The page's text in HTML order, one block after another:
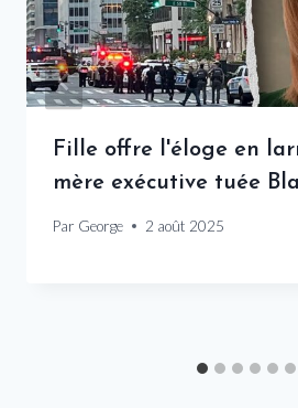
Fille offre l'éloge en
mère exécutive tuée
Par George 2 août 2025